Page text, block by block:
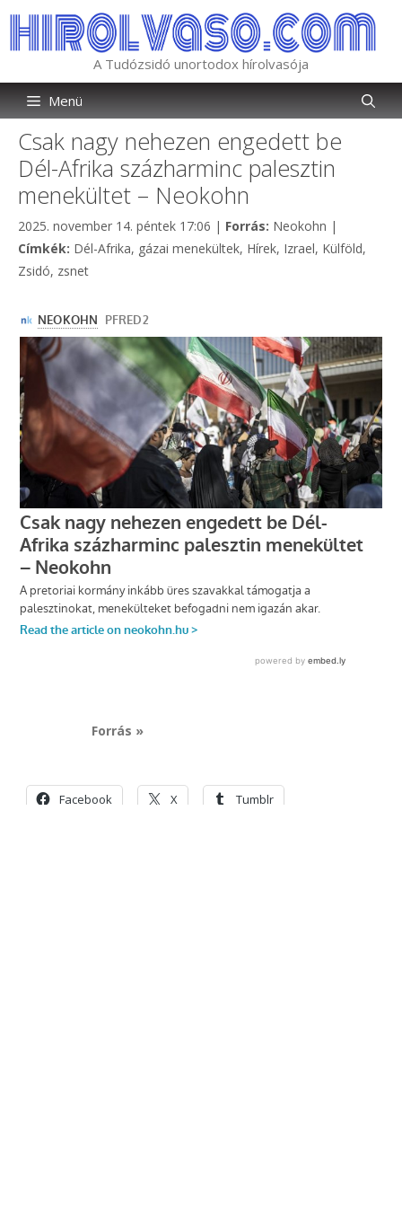
tartalomba
A Tudózsidó unortodox hírolvasója
Menü
Csak nagy nehezen engedett be
Dél-Afrika százharminc palesztin
menekültet – Neokohn
2025. november 14. péntek 17:06 | Forrás: Kategória
Neokohn |
Címkék: Címkék
Dél-Afrika, gázai menekültek, Hírek, Izrael, Külföld,
Zsidó, zsnet
Forrás »
Facebook X Tumblr